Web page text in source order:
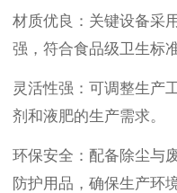
材质优良：关键设备采
强，符合食品级卫生标准
灵活性强：可调整生产
剂和液肥的生产需求。
环保安全：配备除尘与
防护用品，确保生产环